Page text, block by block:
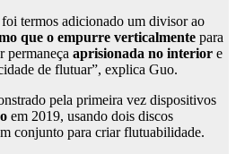
termos adicionado um divisor ao
que o empurre verticalmente para
permaneça aprisionada no interior e
de flutuar”, explica Guo.
pela primeira vez dispositivos
em 2019, usando dois discos
conjunto para criar flutuabilidade.